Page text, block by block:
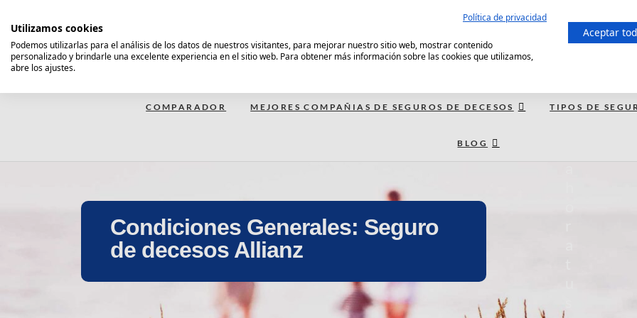
contenido
Comparador Seguro Decesos
COMPARADOR MEJORES COMPAÑIAS DE SEGUROS DE DECESOS TIPOS DE
BLOG
p
a
Condiciones Generales: Seguro
de decesos Allianz
Política de privacidad
Utilizamos cookies
Podemos utilizarlas para el análisis de los datos de nuestros visitantes, para mejorar nuestro sitio web, mostrar contenido
personalizado y brindarle una excelente experiencia en el sitio web. Para obtener más información sobre las cookies que utilizamos,
abre los ajustes.
Aceptar